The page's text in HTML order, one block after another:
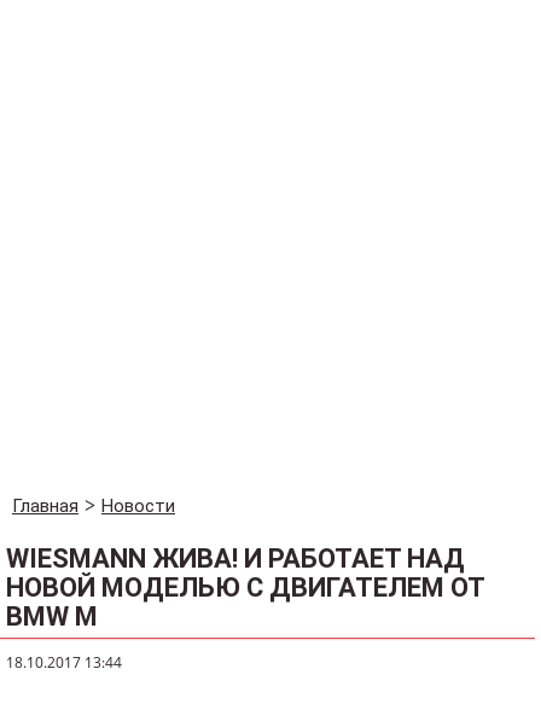
Главная Новости
WIESMANN ЖИВА! И РАБОТАЕТ НАД
НОВОЙ МОДЕЛЬЮ С ДВИГАТЕЛЕМ ОТ
BMW M
18.10.2017 13:44